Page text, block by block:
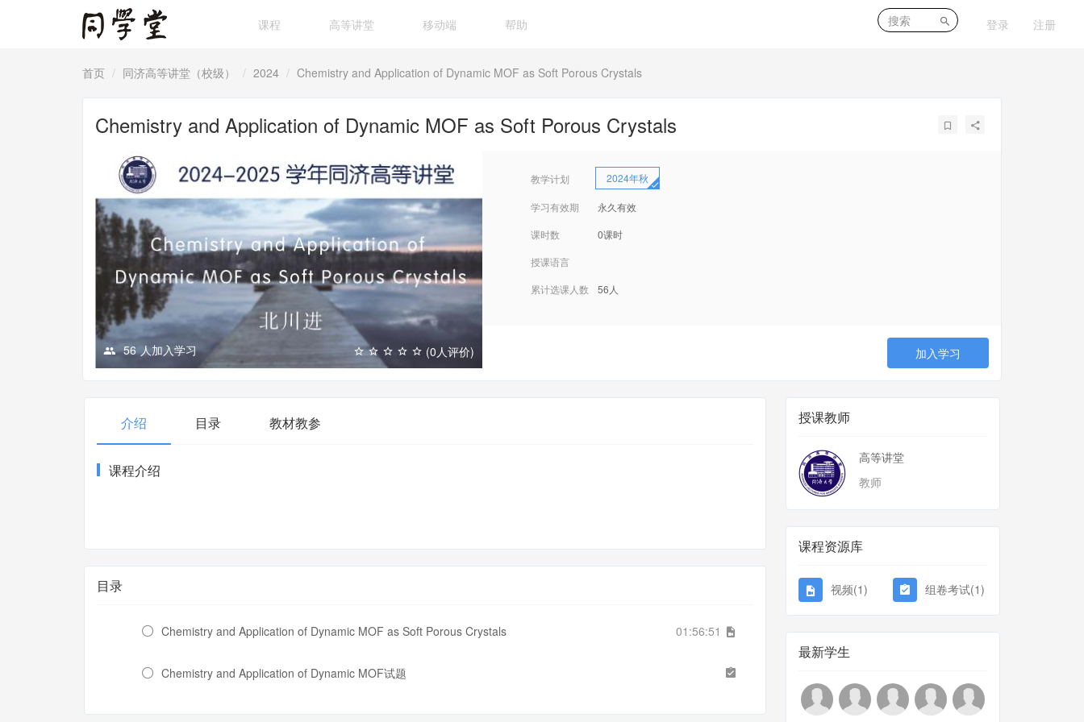
课程 高等讲堂 移动端 帮助 登录 注册
首页 同济高等讲堂（校级） 2024 Chemistry and Application of Dynamic MOF as Soft Porous Crystals
Chemistry and Application of Dynamic MOF as Soft Porous Crystals
56 人加入学习 (0人评价)
教学计划 2024年秋
学习有效期
永久有效
课时数
0课时
授课语言
累计选课人数
56人
加入学习
介绍 目录 教材教参
课程介绍
目录
Chemistry and Application of Dynamic MOF as Soft Porous Crystals 01:56:51
Chemistry and Application of Dynamic MOF试题
授课教师
高等讲堂
教师
课程资源库
视频(1) 组卷考试(1)
最新学生